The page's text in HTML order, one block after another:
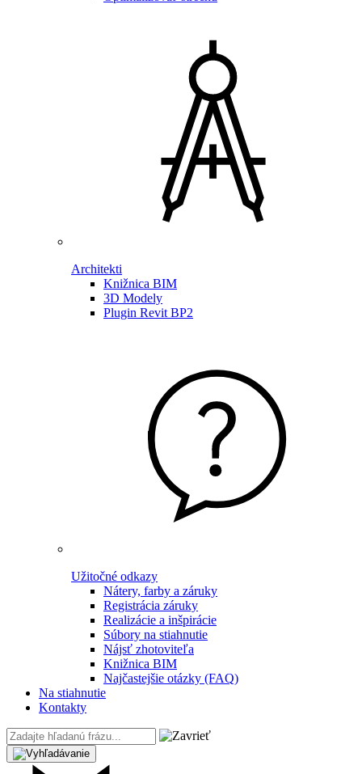
Architekti
Knižnica BIM
3D Modely
Plugin Revit BP2
Užitočné odkazy
Nátery, farby a záruky
Registrácia záruky
Realizácie a inšpirácie
Súbory na stiahnutie
Nájsť zhotoviteľa
Knižnica BIM
Najčastejšie otázky (FAQ)
Na stiahnutie
Kontakty